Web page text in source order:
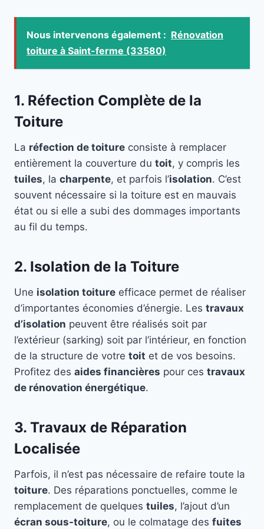
Nous intervenons également : Rénovation
toiture à Saint-ferme (33580)
1. Réfection Complète de la
Toiture
La réfection de toiture consiste à remplacer
entièrement la couverture du toit, y compris les
tuiles, la charpente, et parfois l’isolation. C’est
souvent nécessaire si la toiture est en mauvais
état ou si elle a subi des dommages importants
au fil du temps.
2. Isolation de la Toiture
Une isolation toiture efficace permet de réaliser
d’importantes économies d’énergie. Les travaux
d’isolation peuvent être réalisés soit par
l’extérieur (sarking) soit par l’intérieur, en fonction
de la structure de votre toit et de vos besoins.
Profitez des aides financières pour ces travaux
de rénovation énergétique.
3. Travaux de Réparation
Localisée
Parfois, il n’est pas nécessaire de refaire toute la
toiture. Des réparations ponctuelles, comme le
remplacement de quelques tuiles, l’ajout d’un
écran sous-toiture, ou le colmatage des fuites